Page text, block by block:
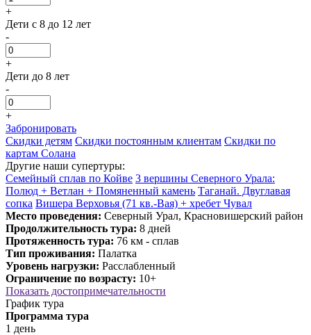
+
Дети с 8 до 12 лет
-
+
Дети до 8 лет
-
+
Забронировать
Скидки детям Скидки постоянным клиентам Скидки по
картам Солана
Другие наши супертуры:
Семейный сплав по Койве 3 вершины Северного Урала:
Полюд + Ветлан + Помяненный камень Таганай. Двуглавая
сопка Вишера Верховья (71 кв.-Вая) + хребет Чувал
Место проведения: Северный Урал, Красновишерский район
Продолжительность тура: 8 дней
Протяженность тура: 76 км - сплав
Тип проживания: Палатка
Уровень нагрузки: Расслабленный
Ограничение по возрасту: 10+
Показать достопримечательности
График тура
Программа тура
1 день